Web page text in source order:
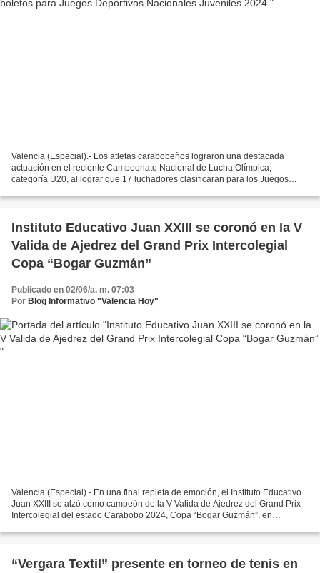
Valencia (Especial).- Los atletas carabobeños lograron una destacada
actuación en el reciente Campeonato Nacional de Lucha Olímpica,
categoría U20, al lograr que 17 luchadores clasificaran para los Juegos
Instituto Educativo Juan XXIII se coronó en la V
Valida de Ajedrez del Grand Prix Intercolegial
Copa “Bogar Guzmán”
Publicado en 02/06/a. m. 07:03
Por Blog Informativo "Valencia Hoy"
Valencia (Especial).- En una final repleta de emoción, el Instituto Educativo
Juan XXIII se alzó como campeón de la V Valida de Ajedrez del Grand Prix
Intercolegial del estado Carabobo 2024, Copa “Bogar Guzmán”, en
“Vergara Textil” presente en torneo de tenis en